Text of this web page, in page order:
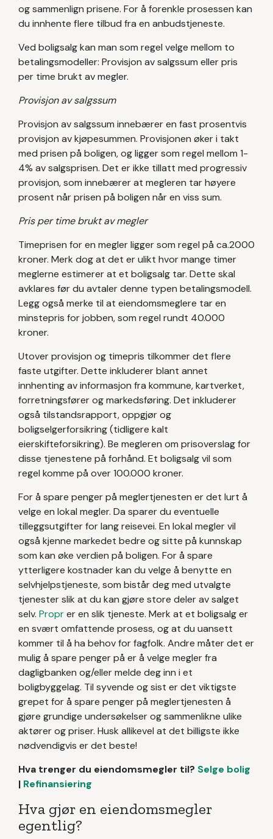
og sammenlign prisene. For å forenkle prosessen kan
du innhente flere tilbud fra en anbudstjeneste.
Ved boligsalg kan man som regel velge mellom to
betalingsmodeller: Provisjon av salgssum eller pris
per time brukt av megler.
Provisjon av salgssum
Provisjon av salgssum innebærer en fast prosentvis
provisjon av kjøpesummen. Provisjonen øker i takt
med prisen på boligen, og ligger som regel mellom 1-
4% av salgsprisen. Det er ikke tillatt med progressiv
provisjon, som innebærer at megleren tar høyere
prosent når prisen på boligen når en viss sum.
Pris per time brukt av megler
Timeprisen for en megler ligger som regel på ca.2000
kroner. Merk dog at det er ulikt hvor mange timer
meglerne estimerer at et boligsalg tar. Dette skal
avklares før du avtaler denne typen betalingsmodell.
Legg også merke til at eiendomsmeglere tar en
minstepris for jobben, som regel rundt 40.000
kroner.
Utover provisjon og timepris tilkommer det flere
faste utgifter. Dette inkluderer blant annet
innhenting av informasjon fra kommune, kartverket,
forretningsfører og markedsføring. Det inkluderer
også tilstandsrapport, oppgjør og
boligselgerforsikring (tidligere kalt
eierskifteforsikring). Be megleren om prisoverslag for
disse tjenestene på forhånd. Et boligsalg vil som
regel komme på over 100.000 kroner.
For å spare penger på meglertjenesten er det lurt å
velge en lokal megler. Da sparer du eventuelle
tilleggsutgifter for lang reisevei. En lokal megler vil
også kjenne markedet bedre og sitte på kunnskap
som kan øke verdien på boligen. For å spare
ytterligere kostnader kan du velge å benytte en
selvhjelpstjeneste, som bistår deg med utvalgte
tjenester slik at du kan gjøre store deler av salget
selv. Proprer en slik tjeneste. Merk at et boligsalg er
en svært omfattende prosess, og at du uansett
kommer til å ha behov for fagfolk. Andre måter det er
mulig å spare penger på er å velge megler fra
dagligbanken og/eller melde deg inn i et
boligbyggelag. Til syvende og sist er det viktigste
grepet for å spare penger på meglertjenesten å
gjøre grundige undersøkelser og sammenlikne ulike
aktører og priser. Husk allikevel at det billigste ikke
nødvendigvis er det beste!
Hva trenger du eiendomsmegler til? Selge bolig
| Refinansiering
Hva gjør en eiendomsmegler
egentlig?